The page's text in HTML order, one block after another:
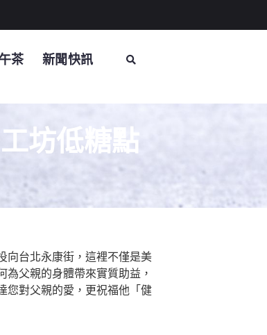
茶 新聞快訊
坊低糖點
向台北永康街，這裡不僅是美
父親的身體帶來實質助益，
您對父親的愛，更祝福他「健